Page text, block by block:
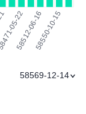
58569-12-14